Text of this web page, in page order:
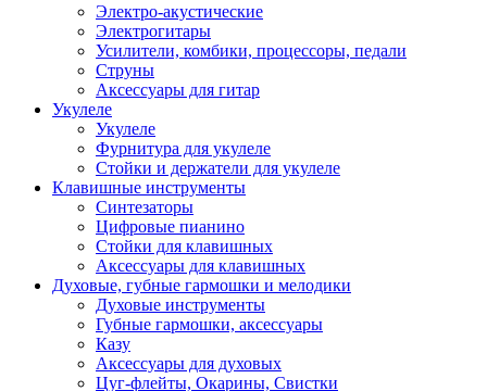
Электро-акустические
Электрогитары
Усилители, комбики, процессоры, педали
Струны
Аксессуары для гитар
Укулеле
Укулеле
Фурнитура для укулеле
Стойки и держатели для укулеле
Клавишные инструменты
Синтезаторы
Цифровые пианино
Стойки для клавишных
Аксессуары для клавишных
Духовые, губные гармошки и мелодики
Духовые инструменты
Губные гармошки, аксессуары
Казу
Аксессуары для духовых
Цуг-флейты, Окарины, Свистки